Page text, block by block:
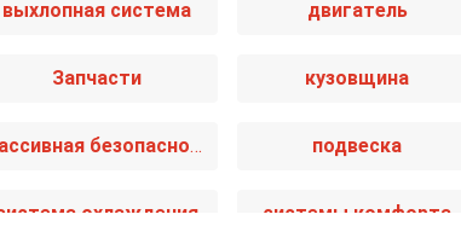
выхлопная система двигатель
Запчасти кузовщина
пассивная безопасность подвеска
охлаждения системы комфорта